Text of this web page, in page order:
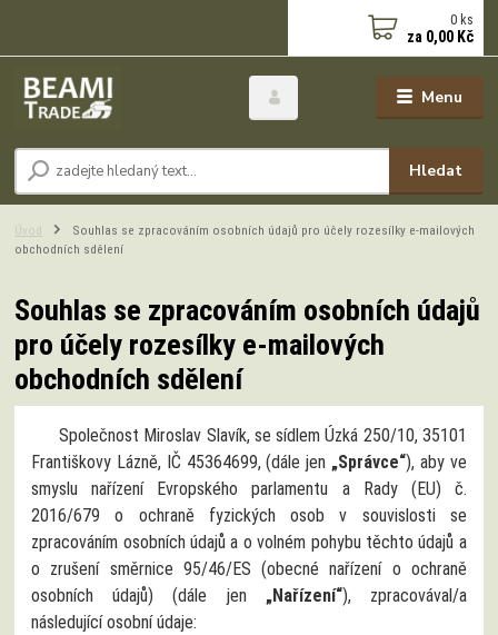
Menu
Hledat
0 ks
za 0,00 Kč
Úvod
Souhlas se zpracováním osobních údajů pro účely rozesílky e-mailových
obchodních sdělení
Souhlas se zpracováním osobních údajů
pro účely rozesílky e-mailových
obchodních sdělení
Společnost Miroslav Slavík, se sídlem Úzká 250/10, 35101
Františkovy Lázně, IČ 45364699, (dále jen „Správce“), aby ve
smyslu nařízení Evropského parlamentu a Rady (EU) č.
2016/679 o ochraně fyzických osob v souvislosti se
zpracováním osobních údajů a o volném pohybu těchto údajů a
o zrušení směrnice 95/46/ES (obecné nařízení o ochraně
osobních údajů) (dále jen „Nařízení“), zpracovával/a
následující osobní údaje: